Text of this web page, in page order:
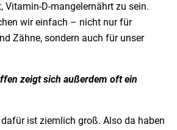
Vitamin-D-mangelernährt zu sein.
wir einfach – nicht nur für
Zähne, sondern auch für unser
zeigt sich außerdem oft ein
dafür ist ziemlich groß. Also da haben